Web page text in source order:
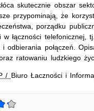
skutecznie obszar
przypominają, że
porządku
w łączności telefonicznej,
i odbierania połączeń.
ratowaniu ludzkiego
/ Biuro Łaczności i